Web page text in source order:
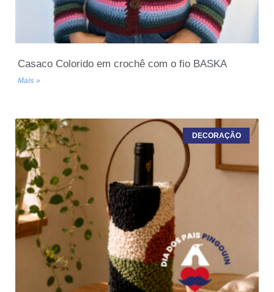
Casaco Colorido em crochê com o fio BASKA
Mais »
DECORAÇÃO